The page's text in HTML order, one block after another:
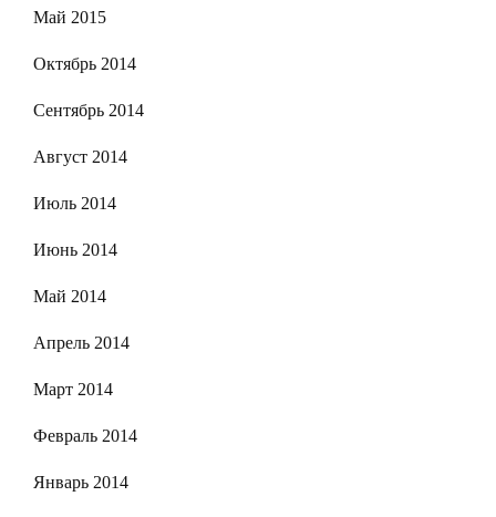
Май 2015
Октябрь 2014
Сентябрь 2014
Август 2014
Июль 2014
Июнь 2014
Май 2014
Апрель 2014
Март 2014
Февраль 2014
Январь 2014